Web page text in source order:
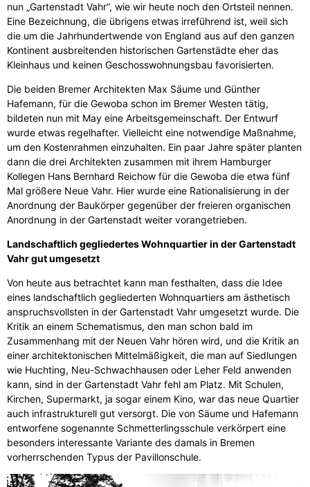
nun „Gartenstadt Vahr“, wie wir heute noch den Ortsteil nennen.
Eine Bezeichnung, die übrigens etwas irreführend ist, weil sich
die um die Jahrhundertwende von England aus auf den ganzen
Kontinent ausbreitenden historischen Gartenstädte eher das
Kleinhaus und keinen Geschosswohnungsbau favorisierten.
Die beiden Bremer Architekten Max Säume und Günther
Hafemann, für die Gewoba schon im Bremer Westen tätig,
bildeten nun mit May eine Arbeitsgemeinschaft. Der Entwurf
wurde etwas regelhafter. Vielleicht eine notwendige Maßnahme,
um den Kostenrahmen einzuhalten. Ein paar Jahre später planten
dann die drei Architekten zusammen mit ihrem Hamburger
Kollegen Hans Bernhard Reichow für die Gewoba die etwa fünf
Mal größere Neue Vahr. Hier wurde eine Rationalisierung in der
Anordnung der Baukörper gegenüber der freieren organischen
Anordnung in der Gartenstadt weiter vorangetrieben.
Landschaftlich gegliedertes Wohnquartier in der Gartenstadt
Vahr gut umgesetzt
Von heute aus betrachtet kann man festhalten, dass die Idee
eines landschaftlich gegliederten Wohnquartiers am ästhetisch
anspruchsvollsten in der Gartenstadt Vahr umgesetzt wurde. Die
Kritik an einem Schematismus, den man schon bald im
Zusammenhang mit der Neuen Vahr hören wird, und die Kritik an
einer architektonischen Mittelmäßigkeit, die man auf Siedlungen
wie Huchting, Neu-Schwachhausen oder Leher Feld anwenden
kann, sind in der Gartenstadt Vahr fehl am Platz. Mit Schulen,
Kirchen, Supermarkt, ja sogar einem Kino, war das neue Quartier
auch infrastrukturell gut versorgt. Die von Säume und Hafemann
entworfene sogenannte Schmetterlingsschule verkörpert eine
besonders interessante Variante des damals in Bremen
vorherrschenden Typus der Pavillonschule.